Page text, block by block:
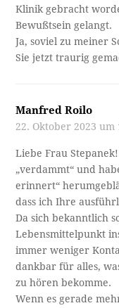
Klinik gebracht
Bewußtsein gelangt.
Ja, soviel zu meiner
Sie jetzt traurig
Manfred Roilo
22. Oktober 2023 um
Liebe Frau
„verdammt“ und
erinnert“
dass ich Ihre
Da sich bekanntlich
Lebensmittelpunkt
immer weniger
dankbar für alles,
zu hören bekomme.
Wenn es gerade